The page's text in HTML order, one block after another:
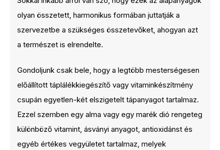
olyan összetett, harmonikus formában juttatják a
szervezetbe a szükséges összetevőket, ahogyan azt
a természet is elrendelte.
Gondoljunk csak bele, hogy a legtöbb mesterségesen
előállított táplálékkiegészítő vagy vitaminkészítmény
csupán egyetlen-két elszigetelt tápanyagot tartalmaz.
Ezzel szemben egy alma vagy egy marék dió rengeteg
különböző vitamint, ásványi anyagot, antioxidánst és
egyéb értékes vegyületet tartalmaz, melyek